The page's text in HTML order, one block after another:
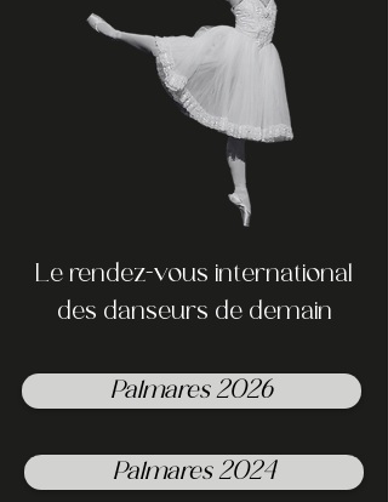
Le rendez-vous international
des danseurs de demain
Palmares 2026
Palmares 2024